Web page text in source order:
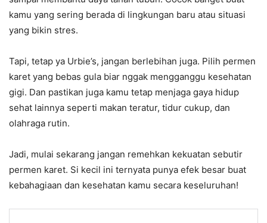
kamu yang sering berada di lingkungan baru atau situasi
yang bikin stres.
Tapi, tetap ya Urbie’s, jangan berlebihan juga. Pilih permen
karet yang bebas gula biar nggak mengganggu kesehatan
gigi. Dan pastikan juga kamu tetap menjaga gaya hidup
sehat lainnya seperti makan teratur, tidur cukup, dan
olahraga rutin.
Jadi, mulai sekarang jangan remehkan kekuatan sebutir
permen karet. Si kecil ini ternyata punya efek besar buat
kebahagiaan dan kesehatan kamu secara keseluruhan!